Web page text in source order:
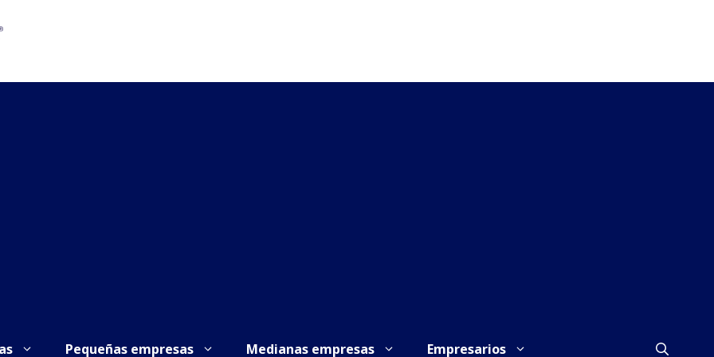
Pequeñas empresas Medianas empresas Empresarios